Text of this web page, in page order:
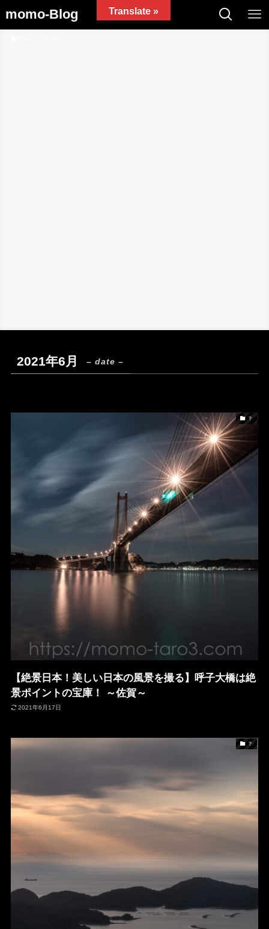
momo-Blog
2021年6月 – date –
？
【絶景日本！美しい日本の風景を撮る】呼子大橋は絶
景ポイントの宝庫！ ～佐賀～
2021年6月17日
？
Translate »